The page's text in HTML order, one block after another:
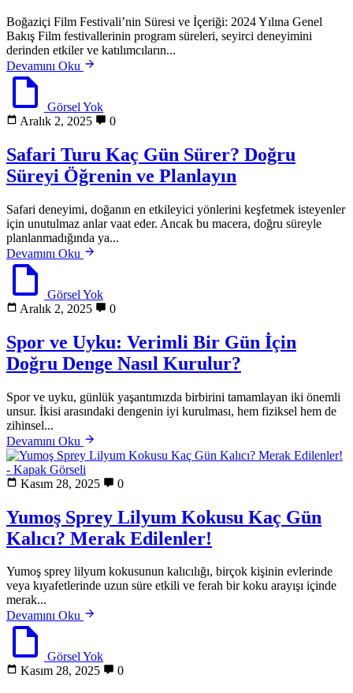
Boğaziçi Film Festivali’nin Süresi ve İçeriği: 2024 Yılına Genel
Bakış Film festivallerinin program süreleri, seyirci deneyimini
derinden etkiler ve katılımcıların...
Devamını Oku
Görsel Yok
Aralık 2, 2025
0
Safari Turu Kaç Gün Sürer? Doğru
Süreyi Öğrenin ve Planlayın
Safari deneyimi, doğanın en etkileyici yönlerini keşfetmek isteyenler
için unutulmaz anlar vaat eder. Ancak bu macera, doğru süreyle
planlanmadığında ya...
Devamını Oku
Görsel Yok
Aralık 2, 2025
0
Spor ve Uyku: Verimli Bir Gün İçin
Doğru Denge Nasıl Kurulur?
Spor ve uyku, günlük yaşantımızda birbirini tamamlayan iki önemli
unsur. İkisi arasındaki dengenin iyi kurulması, hem fiziksel hem de
zihinsel...
Devamını Oku
Kasım 28, 2025 0
Yumoş Sprey Lilyum Kokusu Kaç Gün
Kalıcı? Merak Edilenler!
Yumoş sprey lilyum kokusunun kalıcılığı, birçok kişinin evlerinde
veya kıyafetlerinde uzun süre etkili ve ferah bir koku arayışı içinde
merak...
Devamını Oku
Görsel Yok
Kasım 28, 2025
0